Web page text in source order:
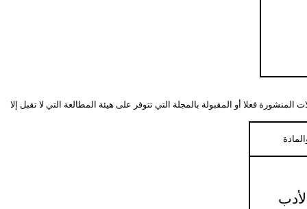
فعلا أو المقبولة بالمجلة التي تتوفر على هيئة المطالعة التي لا تقبل إلا